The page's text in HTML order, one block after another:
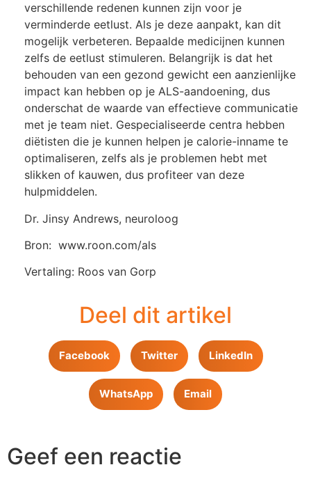
verschillende redenen kunnen zijn voor je
verminderde eetlust. Als je deze aanpakt, kan dit
mogelijk verbeteren. Bepaalde medicijnen kunnen
zelfs de eetlust stimuleren. Belangrijk is dat het
behouden van een gezond gewicht een aanzienlijke
impact kan hebben op je ALS-aandoening, dus
onderschat de waarde van effectieve communicatie
met je team niet. Gespecialiseerde centra hebben
diëtisten die je kunnen helpen je calorie-inname te
optimaliseren, zelfs als je problemen hebt met
slikken of kauwen, dus profiteer van deze
hulpmiddelen.
Dr. Jinsy Andrews, neuroloog
Bron: www.roon.com/als
Vertaling: Roos van Gorp
Deel dit artikel
Facebook Twitter LinkedIn
WhatsApp Email
Geef een reactie